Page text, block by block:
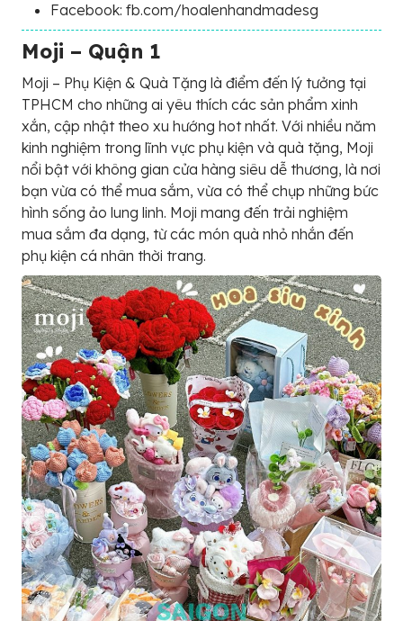
Facebook: fb.com/hoalenhandmadesg
Moji – Quận 1
Moji – Phụ Kiện & Quà Tặng là điểm đến lý tưởng tại
TPHCM cho những ai yêu thích các sản phẩm xinh
xắn, cập nhật theo xu hướng hot nhất. Với nhiều năm
kinh nghiệm trong lĩnh vực phụ kiện và quà tặng, Moji
nổi bật với không gian cửa hàng siêu dễ thương, là nơi
bạn vừa có thể mua sắm, vừa có thể chụp những bức
hình sống ảo lung linh. Moji mang đến trải nghiệm
mua sắm đa dạng, từ các món quà nhỏ nhắn đến
phụ kiện cá nhân thời trang.